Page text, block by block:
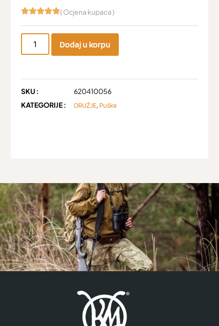
( Ocjena kupaca )
Dodaj u korpu
SKU :
620410056
KATEGORIJE :
ORUŽJE, Puške